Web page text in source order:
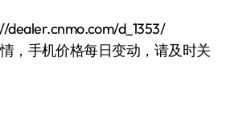
d_1353/
，手机价格每日变动，请及时关